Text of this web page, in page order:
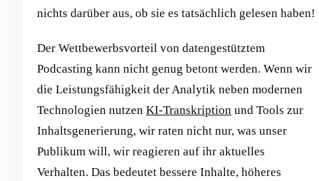
nichts darüber aus, ob sie es tatsächlich gelesen haben!
Der Wettbewerbsvorteil von datengestütztem
Podcasting kann nicht genug betont werden. Wenn wir
die Leistungsfähigkeit der Analytik neben modernen
Technologien nutzen KI-Transkription und Tools zur
Inhaltsgenerierung, wir raten nicht nur, was unser
Publikum will, wir reagieren auf ihr aktuelles
Verhalten. Das bedeutet bessere Inhalte, höheres